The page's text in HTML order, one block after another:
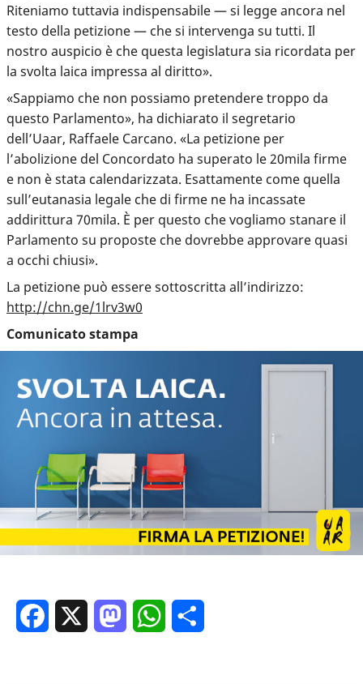
Riteniamo tuttavia indispensabile — si legge ancora nel
testo della petizione — che si intervenga su tutti. Il
nostro auspicio è che questa legislatura sia ricordata per
la svolta laica impressa al diritto».
«Sappiamo che non possiamo pretendere troppo da
questo Parlamento», ha dichiarato il segretario
dell’Uaar, Raffaele Carcano. «La petizione per
l’abolizione del Concordato ha superato le 20mila firme
e non è stata calendarizzata. Esattamente come quella
sull’eutanasia legale che di firme ne ha incassate
addirittura 70mila. È per questo che vogliamo stanare il
Parlamento su proposte che dovrebbe approvare quasi
a occhi chiusi».
La petizione può essere sottoscritta all’indirizzo:
http://chn.ge/1lrv3w0
Comunicato stampa
Facebook MastodonWhatsApp